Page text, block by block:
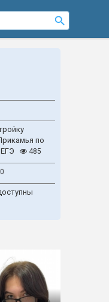
по
485